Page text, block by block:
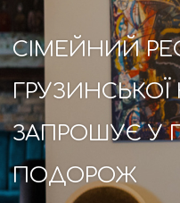
СІМЕЙНИЙ
ГРУЗИНСЬКОЇ
ЗАПРОШУЄ У
ПОДОРОЖ